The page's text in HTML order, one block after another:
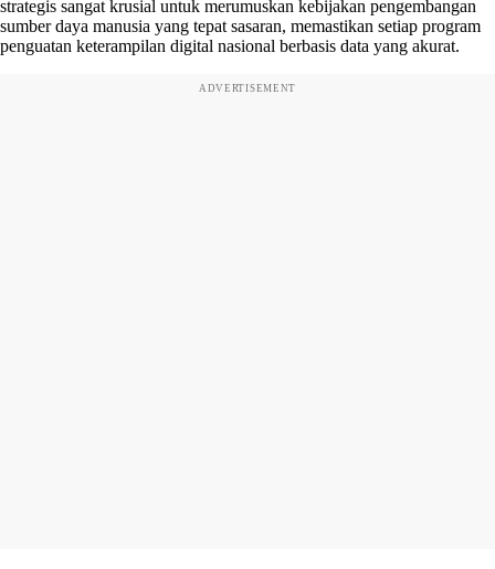
strategis sangat krusial untuk merumuskan kebijakan pengembangan
sumber daya manusia yang tepat sasaran, memastikan setiap program
penguatan keterampilan digital nasional berbasis data yang akurat.
ADVERTISEMENT